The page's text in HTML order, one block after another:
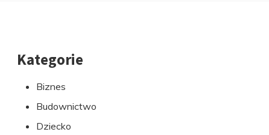
PrzejdźKategorie
Biznes
Budownictwo
Dziecko